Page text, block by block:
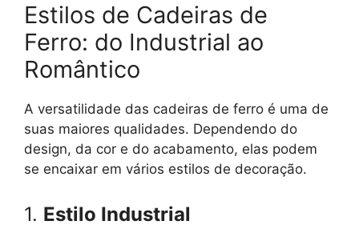
Estilos de Cadeiras de
Ferro: do Industrial ao
Romântico
A versatilidade das cadeiras de ferro é uma de
suas maiores qualidades. Dependendo do
design, da cor e do acabamento, elas podem
se encaixar em vários estilos de decoração.
1. Estilo Industrial